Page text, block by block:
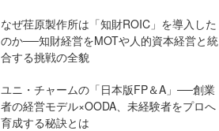
なぜ荏原製作所は「知財ROIC」を導入した
のか──知財経営をMOTや人的資本経営と統
合する挑戦の全貌
ユニ・チャームの「日本版FP＆A」──創業
者の経営モデル×OODA、未経験者をプロへ
育成する秘訣とは